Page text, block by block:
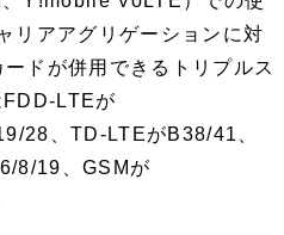
リアアグリゲーションに対
ドが併用できるトリプルス
FDD-LTEが
28、TD-LTEがB38/41、
8/19、GSMが